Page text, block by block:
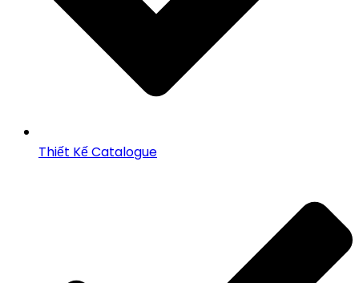
Thiết Kế Catalogue